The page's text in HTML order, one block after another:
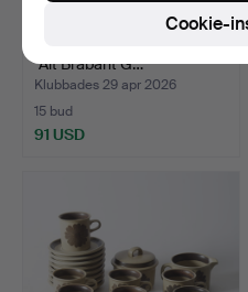
"Alt Brabant G…
Klubbades 29 apr 2026
15 bud
91 USD
Cookie-